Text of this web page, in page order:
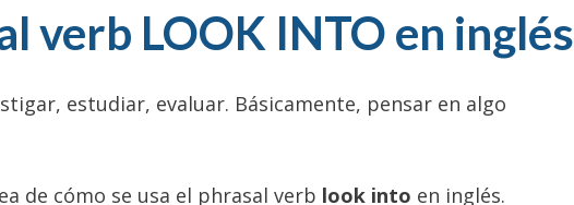
verb LOOK INTO en inglés
estudiar, evaluar. Básicamente, pensar en algo
de cómo se usa el phrasal verb look into en inglés.